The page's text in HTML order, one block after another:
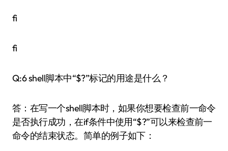
fi
fi
Q:6 shell脚本中“$?”标记的用途是什么？
答：在写一个shell脚本时，如果你想要检查前一命令
是否执行成功，在if条件中使用“$?”可以来检查前一
命令的结束状态。简单的例子如下：